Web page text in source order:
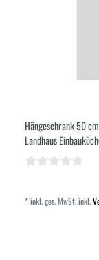
Hängeschrank 50
Landhaus
*inkl. ges. MwSt.inkl.